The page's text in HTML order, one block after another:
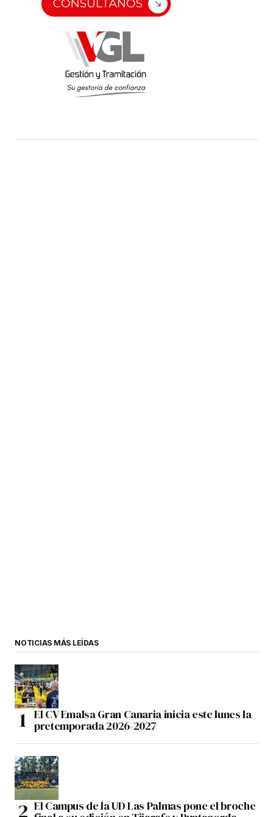
NOTICIAS MÁS LEÍDAS
El CV Emalsa Gran Canaria inicia este lunes la
pretemporada 2026-2027
El Campus de la UD Las Palmas pone el broche